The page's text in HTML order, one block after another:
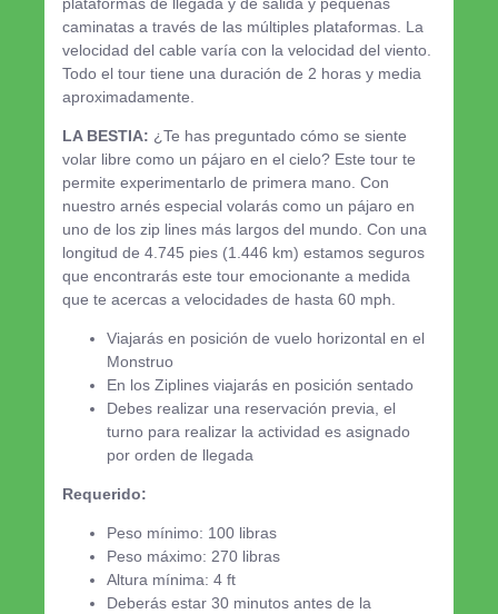
caminatas a través de las múltiples plataformas. La
velocidad del cable varía con la velocidad del viento.
Todo el tour tiene una duración de 2 horas y media
aproximadamente.
LA BESTIA: ¿Te has preguntado cómo se siente
volar libre como un pájaro en el cielo? Este tour te
permite experimentarlo de primera mano. Con
nuestro arnés especial volarás como un pájaro en
uno de los zip lines más largos del mundo. Con una
longitud de 4.745 pies (1.446 km) estamos seguros
que encontrarás este tour emocionante a medida
que te acercas a velocidades de hasta 60 mph.
Viajarás en posición de vuelo horizontal en el
Monstruo
En los Ziplines viajarás en posición sentado
Debes realizar una reservación previa, el
turno para realizar la actividad es asignado
por orden de llegada
Requerido:
Peso mínimo: 100 libras
Peso máximo: 270 libras
Altura mínima: 4 ft
Deberás estar 30 minutos antes de la